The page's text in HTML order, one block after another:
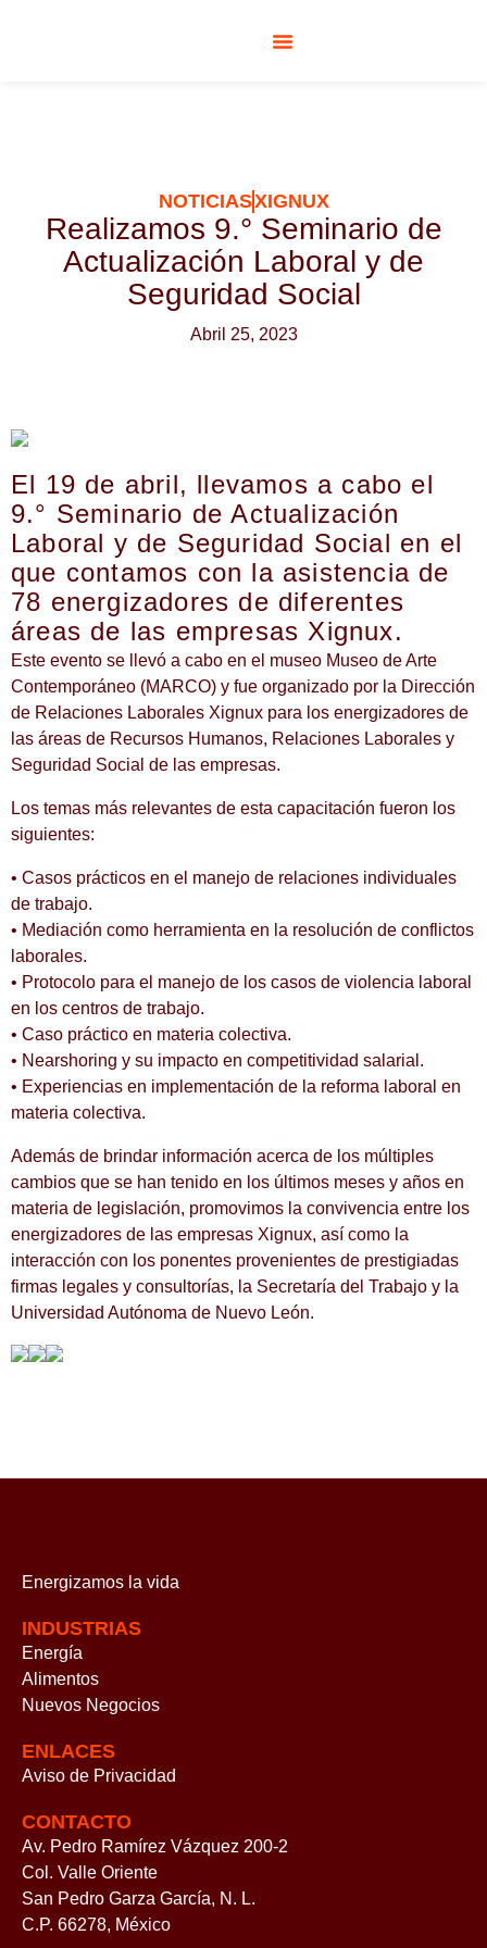
NOTICIASXIGNUX
Realizamos 9.° Seminario de
Actualización Laboral y de
Seguridad Social
Abril 25, 2023
El 19 de abril, llevamos a cabo el
9.° Seminario de Actualización
Laboral y de Seguridad Social en el
que contamos con la asistencia de
78 energizadores de diferentes
áreas de las empresas Xignux.
Este evento se llevó a cabo en el museo Museo de Arte
Contemporáneo (MARCO) y fue organizado por la Dirección
de Relaciones Laborales Xignux para los energizadores de
las áreas de Recursos Humanos, Relaciones Laborales y
Seguridad Social de las empresas.
Los temas más relevantes de esta capacitación fueron los
siguientes:
• Casos prácticos en el manejo de relaciones individuales
de trabajo.
• Mediación como herramienta en la resolución de conflictos
laborales.
• Protocolo para el manejo de los casos de violencia laboral
en los centros de trabajo.
• Caso práctico en materia colectiva.
• Nearshoring y su impacto en competitividad salarial.
• Experiencias en implementación de la reforma laboral en
materia colectiva.
Además de brindar información acerca de los múltiples
cambios que se han tenido en los últimos meses y años en
materia de legislación, promovimos la convivencia entre los
energizadores de las empresas Xignux, así como la
interacción con los ponentes provenientes de prestigiadas
firmas legales y consultorías, la Secretaría del Trabajo y la
Universidad Autónoma de Nuevo León.
Energizamos la vida
INDUSTRIAS
Energía
Alimentos
Nuevos Negocios
ENLACES
Aviso de Privacidad
CONTACTO
Av. Pedro Ramírez Vázquez 200-2
Col. Valle Oriente
San Pedro Garza García, N. L.
C.P. 66278, México